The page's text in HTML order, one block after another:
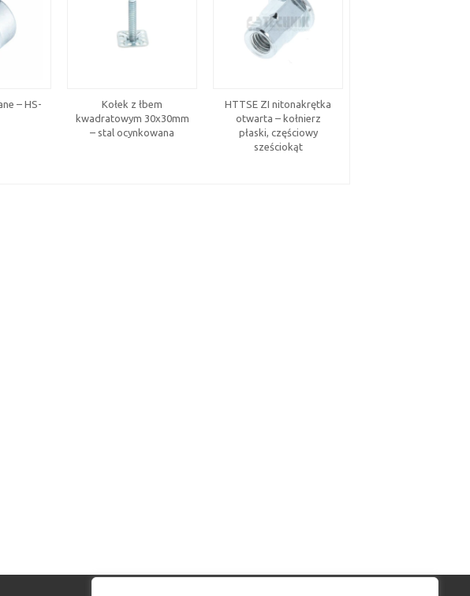
– HS-
Kołek z łbem
kwadratowym 30x30mm
– stal ocynkowana
HTTSE ZI nitonakrętka
otwarta – kołnierz
płaski, częściowy
sześciokąt